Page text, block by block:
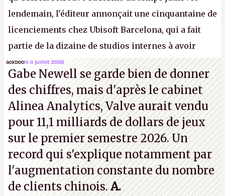
lendemain, l'éditeur annonçait une cinquantaine de
licenciements chez Ubisoft Barcelona, qui a fait
partie de la dizaine de studios internes à avoir
travaillé sur cetAssassin's Creedsous la direction
d'Ubisoft Singapour.A.
ackboole 11 juillet 2026
Gabe Newell se garde bien de donner
des chiffres, mais d'après le cabinet
Alinea Analytics, Valve aurait vendu
pour 11,1 milliards de dollars de jeux
sur le premier semestre 2026. Un
record qui s'explique notamment par
l'augmentation constante du nombre
de clients chinois.A.